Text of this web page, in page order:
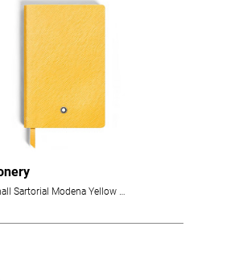
Notebook Small Sartorial Modena Yellow Lined